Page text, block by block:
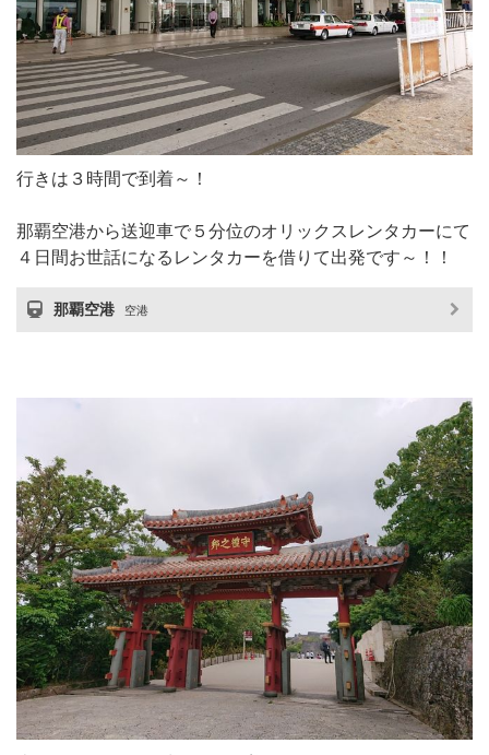
行きは３時間で到着～！
那覇空港から送迎車で５分位のオリックスレンタカーにて
４日間お世話になるレンタカーを借りて出発です～！！
那覇空港 空港